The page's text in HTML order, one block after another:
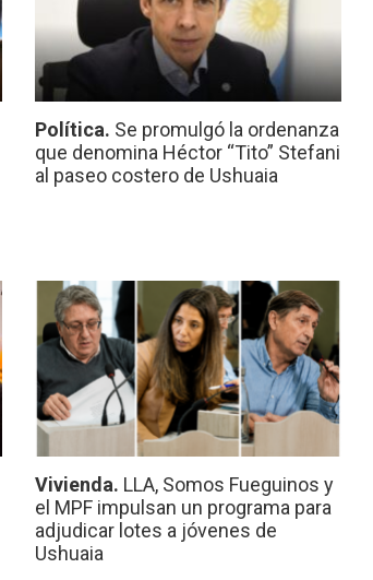
Política. Se promulgó la ordenanza
que denomina Héctor “Tito” Stefani
al paseo costero de Ushuaia
Vivienda. LLA, Somos Fueguinos y
el MPF impulsan un programa para
adjudicar lotes a jóvenes de
Ushuaia